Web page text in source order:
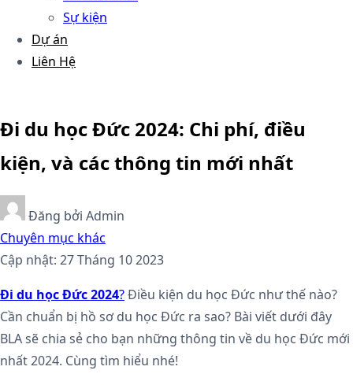
Sự kiện
Dự án
Liên Hệ
Đi du học Đức 2024: Chi phí, điều
kiện, và các thông tin mới nhất
Đăng bởi Admin
Chuyên mục khác
Cập nhật: 27 Tháng 10 2023
Đi du học Đức 2024?Điều kiện du học Đức như thế nào?
Cần chuẩn bị hồ sơ du học Đức ra sao? Bài viết dưới đây
BLA sẽ chia sẻ cho bạn những thông tin về du học Đức mới
nhất 2024. Cùng tìm hiểu nhé!